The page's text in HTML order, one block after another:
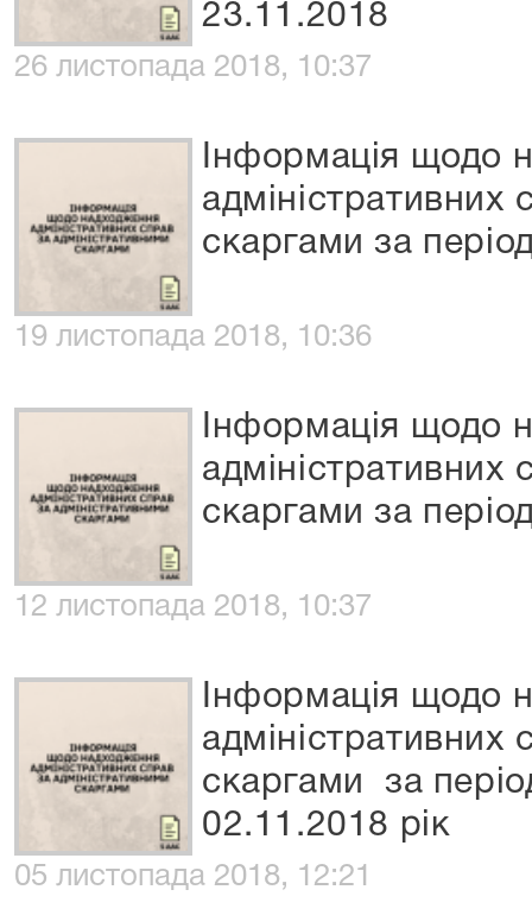
23.11.2018
26 листопада 2018, 10:37
Інформація щодо
адміністративних
скаргами за
19 листопада 2018, 10:36
Інформація щодо
адміністративних
скаргами за
12 листопада 2018, 10:37
Інформація щодо
адміністративних
скаргами за
02.11.2018 рік
05 листопада 2018, 12:21